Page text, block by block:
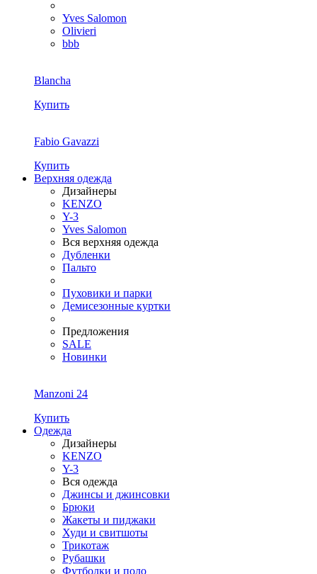
Yves Salomon
Olivieri
bbb
Blancha
Купить
Fabio Gavazzi
Купить
Верхняя одежда
Дизайнеры
KENZO
Y-3
Yves Salomon
Вся верхняя одежда
Дубленки
Пальто
Пуховики и парки
Демисезонные куртки
Предложения
SALE
Новинки
Manzoni 24
Купить
Одежда
Дизайнеры
KENZO
Y-3
Вся одежда
Джинсы и джинсовки
Брюки
Жакеты и пиджаки
Худи и свитшоты
Трикотаж
Рубашки
Футболки и поло